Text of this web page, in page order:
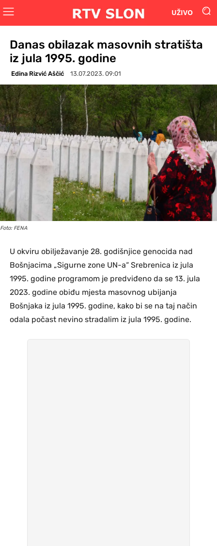
UŽIVO
Danas obilazak masovnih stratišta
iz jula 1995. godine
Edina Rizvić Aščić 13.07.2023. 09:01
Foto: FENA
U okviru obilježavanje 28. godišnjice genocida nad
Bošnjacima „Sigurne zone UN-a“ Srebrenica iz jula
1995. godine programom je predviđeno da se 13. jula
2023. godine obiđu mjesta masovnog ubijanja
Bošnjaka iz jula 1995. godine, kako bi se na taj način
odala počast nevino stradalim iz jula 1995. godine.